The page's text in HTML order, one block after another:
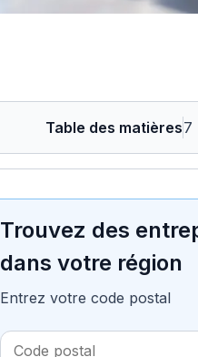
Table des matières7
Trouvez des
dans votre région
Entrez votre code postal